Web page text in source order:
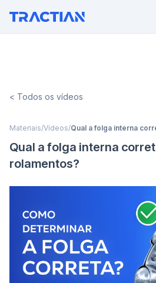
< Todos os vídeos
Materiais/Vídeos/Qual a folga interna
Qual a folga interna
rolamentos?